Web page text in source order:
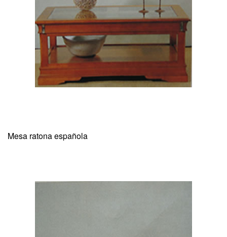
Mesa ratona española